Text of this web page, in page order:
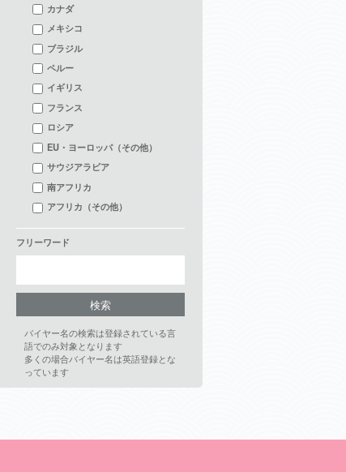
カナダ
メキシコ
ブラジル
ペルー
イギリス
フランス
ロシア
EU・ヨーロッパ（その他）
サウジアラビア
南アフリカ
アフリカ（その他）
フリーワード
バイヤー名の検索は登録されている言
語でのみ対象となります
多くの場合バイヤー名は英語登録とな
っています